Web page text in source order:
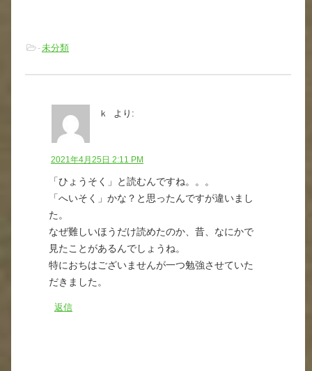
-未分類
ｋ より:
2021年4月25日 2:11 PM
「ひょうそく」と読むんですね。。。
「へいそく」かな？と思ったんですが違いまし
た。
なぜ難しいほうだけ読めたのか、昔、なにかで
見たことがあるんでしょうね。
特におちはございませんが一つ勉強させていた
だきました。
返信